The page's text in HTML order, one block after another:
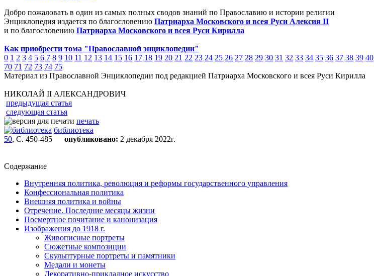
Добро пожаловать в один из самых полных сводов знаний по Православию и истории религии
Энциклопедия издается по благословению Патриарха Московского и всея Руси Алексия II
и по благословению Патриарха Московского и всея Руси Кирилла
Как приобрести тома "Православной энциклопедии"
0 1 2 3 4 5 6 7 8 9 10 11 12 13 14 15 16 17 18 19 20 21 22 23 24 25 26 27 28 29 30 31 32 33 34 35 36 37 38 39 40
70 71 72 73 74 75
Материал из Православной Энциклопедии под редакцией Патриарха Московского и всея Руси Кирилла
НИКОЛАЙ II АЛЕКСАНДРОВИЧ
предыдущая статья
следующая статья
печать
библиотека
50, С. 450-485 опубликовано: 2 декабря 2022г.
Содержание
Внутренняя политика, революция и реформы государственного управления
Конфессиональная политика
Внешняя политика и войны
Отречение. Последние месяцы жизни
Посмертное почитание и канонизация
Изображения до 1918 г.
Живописные портреты
Сюжетные композиции
Скульптурные портреты и памятники
Медали и монеты
Декоративно-прикладное искусство